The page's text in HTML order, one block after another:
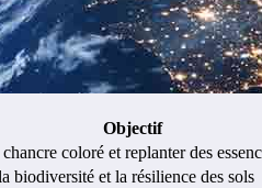
Objectif
coloré et replanter des
biodiversité et la résilience des sols